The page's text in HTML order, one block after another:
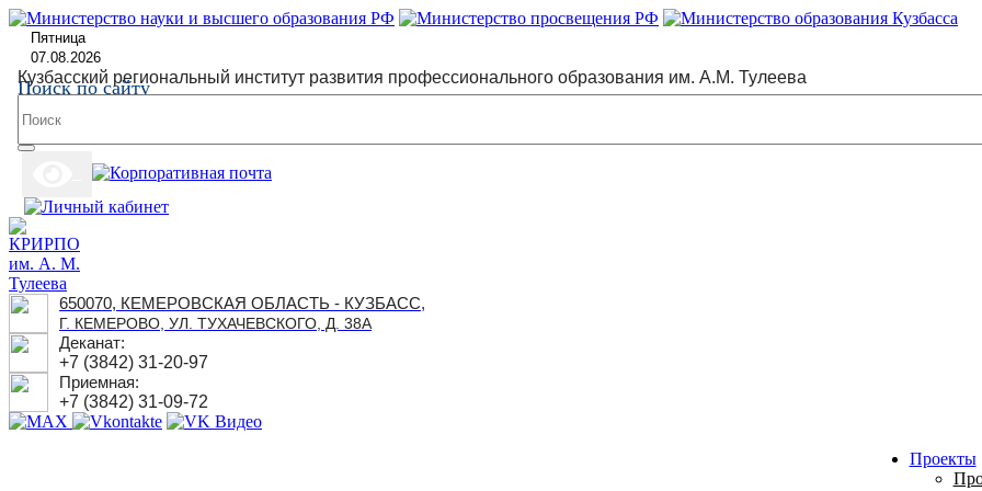
Пятница
07.08.2026
Кузбасский региональный институт развития профессионального образования им. А.М. Тулеева
Поиск по сайту
650070, КЕМЕРОВСКАЯ ОБЛАСТЬ - КУЗБАСС,
Г. КЕМЕРОВО, УЛ. ТУХАЧЕВСКОГО, Д. 38А
Деканат:
+7 (3842) 31-20-97
Приемная:
+7 (3842) 31-09-72
Проекты